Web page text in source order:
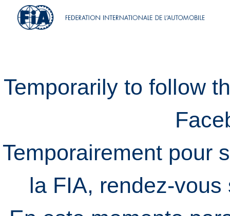
Temporarily to follow
Temporairement pour
la FIA, rendez-